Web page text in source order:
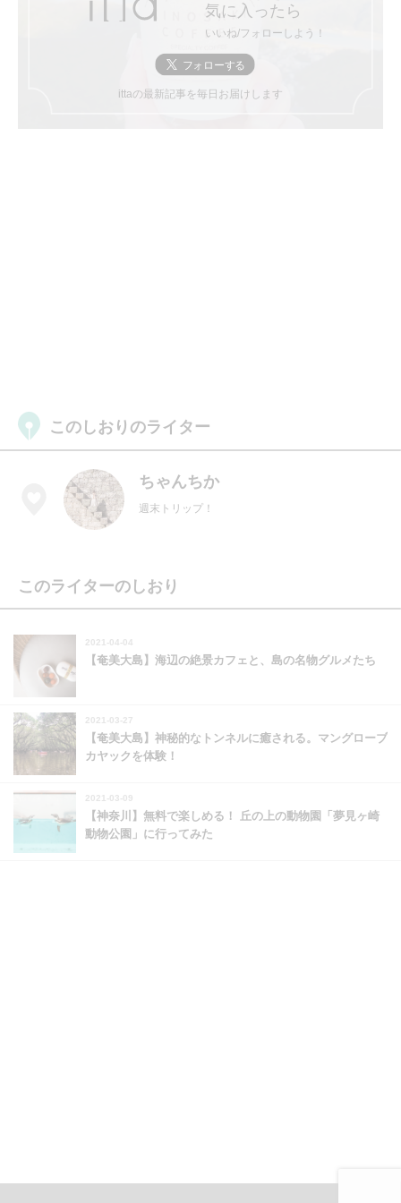
気に入ったら
いいね/フォローしよう！
ittaの最新記事を毎日お届けします
このしおりのライター
ちゃんちか
週末トリップ！
このライターのしおり
2021-04-04
【奄美大島】海辺の絶景カフェと、島の名物グルメたち
2021-03-27
【奄美大島】神秘的なトンネルに癒される。マングローブ
カヤックを体験！
2021-03-09
【神奈川】無料で楽しめる！ 丘の上の動物園「夢見ヶ崎
動物公園」に行ってみた